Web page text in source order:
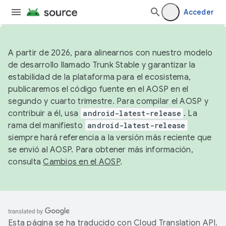
Acceder
A partir de 2026, para alinearnos con nuestro modelo
de desarrollo llamado Trunk Stable y garantizar la
estabilidad de la plataforma para el ecosistema,
publicaremos el código fuente en el AOSP en el
segundo y cuarto trimestre. Para compilar el AOSP y
contribuir a él, usa android-latest-release . La
rama del manifiesto android-latest-release
siempre hará referencia a la versión más reciente que
se envió al AOSP. Para obtener más información,
consultaCambios en el AOSP.
Esta página se ha traducido con Cloud Translation API.